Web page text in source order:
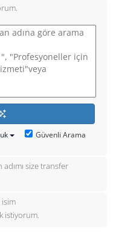
Güvenli Arama
adımı size transfer
isim
istiyorum.